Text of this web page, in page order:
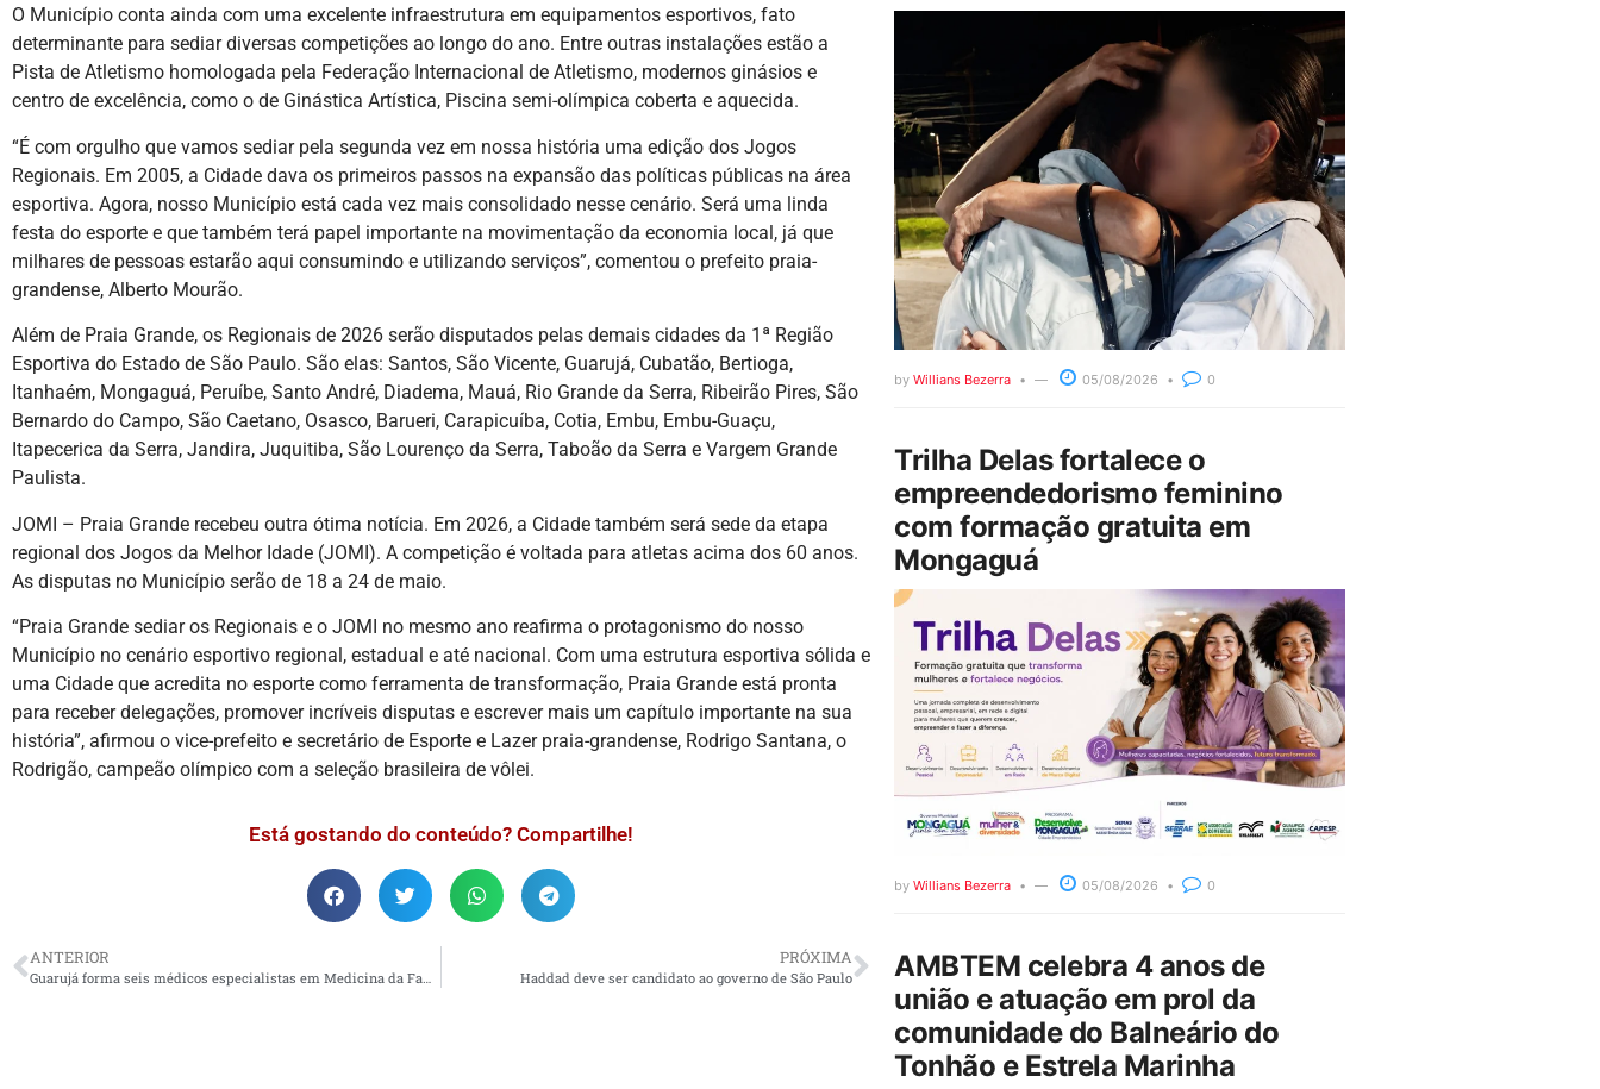
O Município conta ainda com uma excelente infraestrutura em equipamentos esportivos, fato
determinante para sediar diversas competições ao longo do ano. Entre outras instalações estão a
Pista de Atletismo homologada pela Federação Internacional de Atletismo, modernos ginásios e
centro de excelência, como o de Ginástica Artística, Piscina semi-olímpica coberta e aquecida.
“É com orgulho que vamos sediar pela segunda vez em nossa história uma edição dos Jogos
Regionais. Em 2005, a Cidade dava os primeiros passos na expansão das políticas públicas na área
esportiva. Agora, nosso Município está cada vez mais consolidado nesse cenário. Será uma linda
festa do esporte e que também terá papel importante na movimentação da economia local, já que
milhares de pessoas estarão aqui consumindo e utilizando serviços”, comentou o prefeito praia-
grandense, Alberto Mourão.
Além de Praia Grande, os Regionais de 2026 serão disputados pelas demais cidades da 1ª Região
Esportiva do Estado de São Paulo. São elas: Santos, São Vicente, Guarujá, Cubatão, Bertioga,
Itanhaém, Mongaguá, Peruíbe, Santo André, Diadema, Mauá, Rio Grande da Serra, Ribeirão Pires, São
Bernardo do Campo, São Caetano, Osasco, Barueri, Carapicuíba, Cotia, Embu, Embu-Guaçu,
Itapecerica da Serra, Jandira, Juquitiba, São Lourenço da Serra, Taboão da Serra e Vargem Grande
Paulista.
JOMI – Praia Grande recebeu outra ótima notícia. Em 2026, a Cidade também será sede da etapa
regional dos Jogos da Melhor Idade (JOMI). A competição é voltada para atletas acima dos 60 anos.
As disputas no Município serão de 18 a 24 de maio.
“Praia Grande sediar os Regionais e o JOMI no mesmo ano reafirma o protagonismo do nosso
Município no cenário esportivo regional, estadual e até nacional. Com uma estrutura esportiva sólida e
uma Cidade que acredita no esporte como ferramenta de transformação, Praia Grande está pronta
para receber delegações, promover incríveis disputas e escrever mais um capítulo importante na sua
história”, afirmou o vice-prefeito e secretário de Esporte e Lazer praia-grandense, Rodrigo Santana, o
Rodrigão, campeão olímpico com a seleção brasileira de vôlei.
Está gostando do conteúdo? Compartilhe!
ANTERIOR
Guarujá forma seis médicos especialistas em Medicina da Família
PRÓXIMA
Haddad deve ser candidato ao governo de São Paulo
by Willians Bezerra 05/08/2026 0
Trilha Delas fortalece o
empreendedorismo feminino
com formação gratuita em
Mongaguá
by Willians Bezerra 05/08/2026 0
AMBTEM celebra 4 anos de
união e atuação em prol da
comunidade do Balneário do
Tonhão e Estrela Marinha